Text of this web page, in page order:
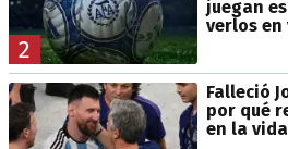
2
juegan
verlos en
Falleció
por qué
en la